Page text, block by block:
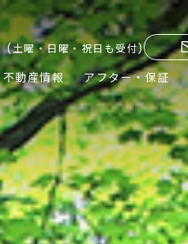
(土曜・日曜・祝日も受付)
不動産情報 アフター・保証